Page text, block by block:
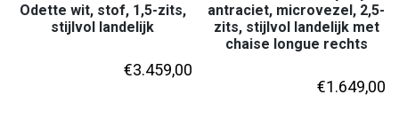
Odette wit, stof, 1,5-zits,
stijlvol landelijk
€3.459,00
antraciet, microvezel, 2,5-
zits, stijlvol landelijk met
chaise longue rechts
€1.649,00